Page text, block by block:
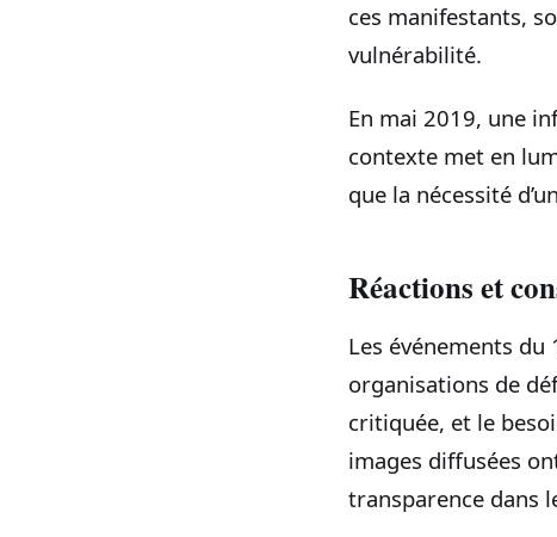
ces manifestants,
vulnérabilité.
En mai 2019, une
contexte met en
que la nécessité
Réactions et
Les événements
organisations de
critiquée, et le
images diffusées
transparence dans